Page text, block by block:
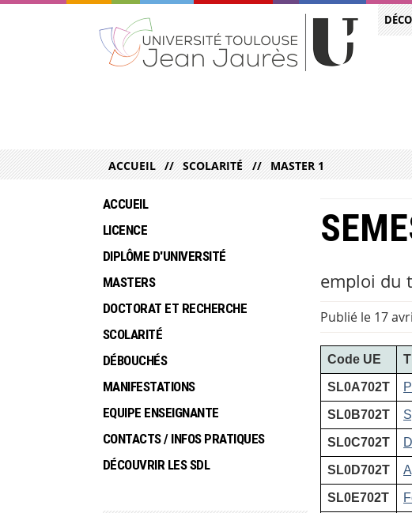
ACCUEIL SCOLARITÉ MASTER 1
emploi du
Publié le 17
Code UE
SL0A702T
SL0B702T
SL0C702T
SL0D702T
SL0E702T
ACCUEIL
LICENCE
DIPLÔME D'UNIVERSITÉ
MASTERS
DOCTORAT ET RECHERCHE
SCOLARITÉ
DÉBOUCHÉS
MANIFESTATIONS
EQUIPE ENSEIGNANTE
CONTACTS / INFOS PRATIQUES
DÉCOUVRIR LES SDL